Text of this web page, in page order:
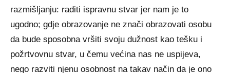
razmišljanju: raditi ispravnu stvar jer nam je to
ugodno; gdje obrazovanje ne znači obrazovati osobu
da bude sposobna vršiti svoju dužnost kao tešku i
požrtvovnu stvar, u čemu većina nas ne uspijeva,
nego razviti njenu osobnost na takav način da je ono